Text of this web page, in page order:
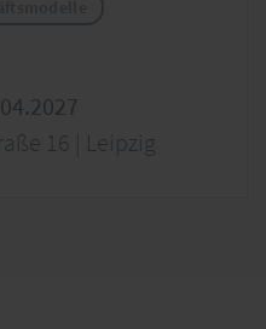
16 | Leipzig